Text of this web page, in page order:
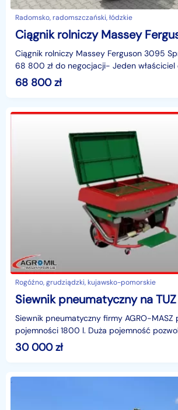
Radomsko, radomszczański, łódzkie
Ciągnik rolniczy Massey Ferguson 3095
68 800 zł do negocjacji- Jeden
produkcji 1990- Data pierwszej rejestracji
68 800zł
Rogóźno, grudziądzki, kujawsko-pomorskie
Siewnik pneumatyczny firmy AGRO-MASZ
pojemności 1800 l. Duża pojemność
przestojów w trakcie pracy, a zastosowana
30 000zł